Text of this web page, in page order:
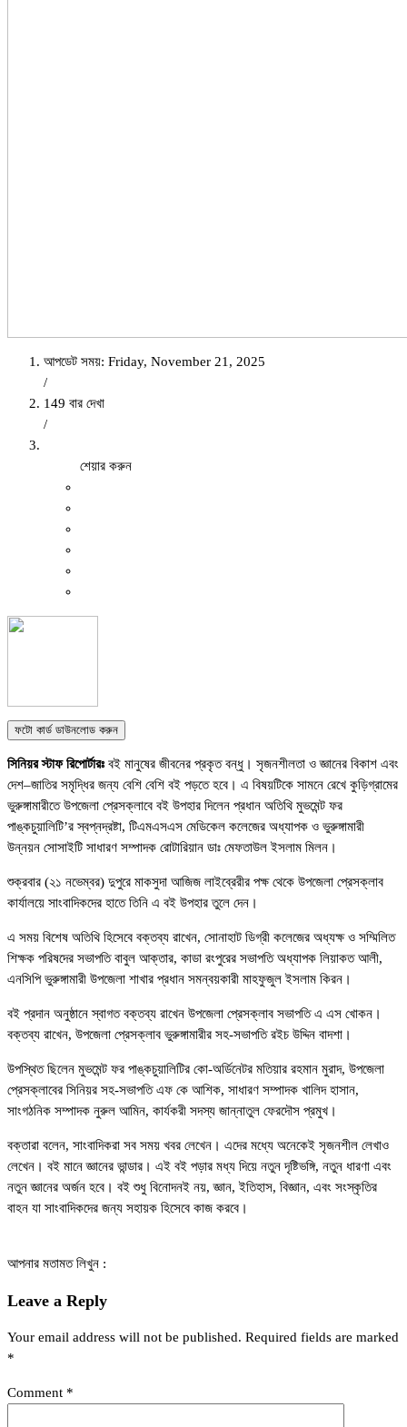
আপডেট সময়: Friday, November 21, 2025
/
149 বার দেখা
/
শেয়ার করুন
ফটো কার্ড ডাউনলোড করুন
সিনিয়র স্টাফ রিপোর্টারঃ বই মানুষের জীবনের প্রকৃত বন্ধু। সৃজনশীলতা ও জ্ঞানের বিকাশ এবং
দেশ–জাতির সমৃদ্ধির জন্য বেশি বেশি বই পড়তে হবে। এ বিষয়টিকে সামনে রেখে কুড়িগ্রামের
ভুরুঙ্গামারীতে উপজেলা প্রেসক্লাবে বই উপহার দিলেন প্রধান অতিথি মুভমেন্ট ফর
পাঙ্কচুয়ালিটি’র স্বপ্নদ্রষ্টা, টিএমএসএস মেডিকেল কলেজের অধ্যাপক ও ভুরুঙ্গামারী
উন্নয়ন সোসাইটি সাধারণ সম্পাদক রোটারিয়ান ডাঃ মেফতাউল ইসলাম মিলন।
শুক্রবার (২১ নভেম্বর) দুপুরে মাকসুদা আজিজ লাইব্রেরীর পক্ষ থেকে উপজেলা প্রেসক্লাব
কার্যালয়ে সাংবাদিকদের হাতে তিনি এ বই উপহার তুলে দেন।
এ সময় বিশেষ অতিথি হিসেবে বক্তব্য রাখেন, সোনাহাট ডিগ্রী কলেজের অধ্যক্ষ ও সম্মিলিত
শিক্ষক পরিষদের সভাপতি বাবুল আক্তার, কাডা রংপুরের সভাপতি অধ্যাপক লিয়াকত আলী,
এনসিপি ভুরুঙ্গামারী উপজেলা শাখার প্রধান সমন্বয়কারী মাহফুজুল ইসলাম কিরন।
বই প্রদান অনুষ্ঠানে স্বাগত বক্তব্য রাখেন উপজেলা প্রেসক্লাব সভাপতি এ এস খোকন।
বক্তব্য রাখেন, উপজেলা প্রেসক্লাব ভুরুঙ্গামারীর সহ-সভাপতি রইচ উদ্দিন বাদশা।
উপস্থিত ছিলেন মুভমেন্ট ফর পাঙ্কচুয়ালিটির কো-অর্ডিনেটর মতিয়ার রহমান মুরাদ, উপজেলা
প্রেসক্লাবের সিনিয়র সহ-সভাপতি এফ কে আশিক, সাধারণ সম্পাদক খালিদ হাসান,
সাংগঠনিক সম্পাদক নুরুল আমিন, কার্যকরী সদস্য জান্নাতুল ফেরদৌস প্রমুখ।
বক্তারা বলেন, সাংবাদিকরা সব সময় খবর লেখেন। এদের মধ্যে অনেকেই সৃজনশীল লেখাও
লেখেন। বই মানে জ্ঞানের ভান্ডার। এই বই পড়ার মধ্য দিয়ে নতুন দৃষ্টিভঙ্গি, নতুন ধারণা এবং
নতুন জ্ঞানের অর্জন হবে। বই শুধু বিনোদনই নয়, জ্ঞান, ইতিহাস, বিজ্ঞান, এবং সংস্কৃতির
বাহন যা সাংবাদিকদের জন্য সহায়ক হিসেবে কাজ করবে।
আপনার মতামত লিখুন :
Leave a Reply
Your email address will not be published. Required fields are marked
*
Comment *